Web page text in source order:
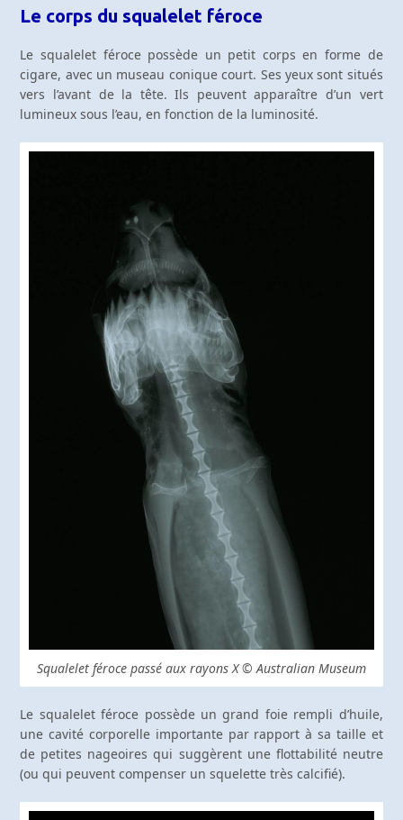
Le corps du squalelet féroce
Le squalelet féroce possède un petit corps en forme de
cigare, avec un museau conique court. Ses yeux sont situés
vers l’avant de la tête. Ils peuvent apparaître d’un vert
lumineux sous l’eau, en fonction de la luminosité.
Squalelet féroce passé aux rayons X © Australian Museum
Le squalelet féroce possède un grand foie rempli d’huile,
une cavité corporelle importante par rapport à sa taille et
de petites nageoires qui suggèrent une flottabilité neutre
(ou qui peuvent compenser un squelette très calcifié).